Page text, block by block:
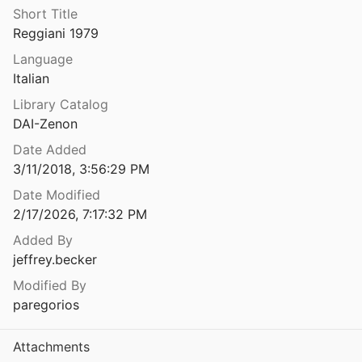
a Roma
la più antica civiltà padana
et al.
1997
1994
Short Title
Reggiani 1979
Language
Italian
Library Catalog
DAI-Zenon
Date Added
3/11/2018, 3:56:29 PM
Date Modified
2/17/2026, 7:17:32 PM
Added By
jeffrey.becker
Modified By
paregorios
Attachments